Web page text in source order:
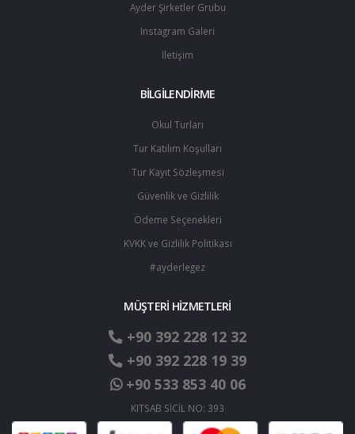
Ayder Şirketler Grubu
Instagram Galeri
İletişim
BİLGİLENDİRME
Okul Turları
Tur Katılım Koşulları
Tur Kayıt Sözleşmesi
Güvenlik ve Gizlilik
Ödeme Seçenekleri
KVKK ve Gizlilik Politikası
#ayderlegez
MÜŞTERİ HİZMETLERİ
+90 392 228 12 32
+90 392 228 19 39
+90 533 853 40 06
KITSAB SİCİL NO: 393